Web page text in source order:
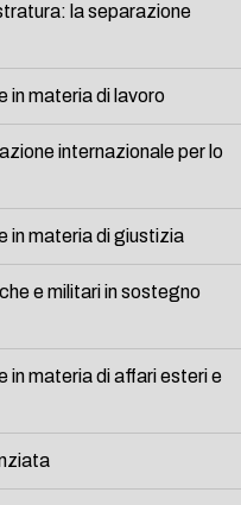
la separazione
in materia di lavoro
internazionale per lo
in materia di giustizia
e militari in sostegno
in materia di affari esteri e